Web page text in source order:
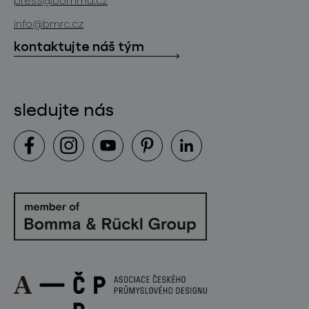
info@bmrc.cz
kontaktujte náš tým
sledujte nás